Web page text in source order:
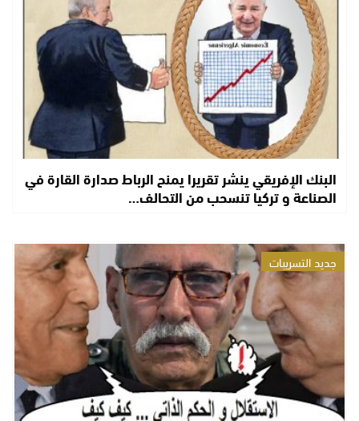
البنك الإفريقي ينشر تقريرا يمنح الرباط صدارة القارة في
الصناعة و تركيا تنسحب من التحالف…
جديد التسريبات